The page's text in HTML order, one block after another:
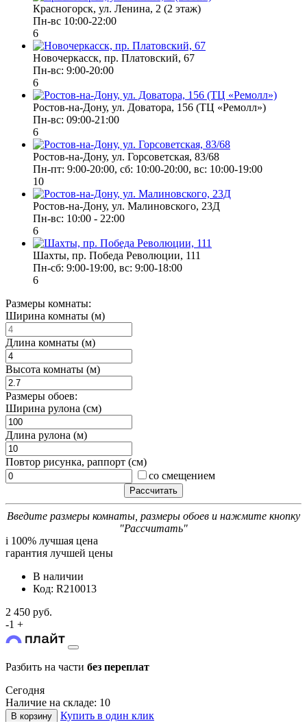
Красногорск, ул. Ленина, 2 (2 этаж)
Пн-вс 10:00-22:00
6
Новочеркасск, пр. Платовский, 67
Пн-вс: 9:00-20:00
6
Ростов-на-Дону, ул. Доватора, 156 (ТЦ «Ремолл»)
Пн-вс: 09:00-21:00
6
Ростов-на-Дону, ул. Горсоветская, 83/68
Пн-пт: 9:00-20:00, сб: 10:00-20:00, вс: 10:00-19:00
10
Ростов-на-Дону, ул. Малиновского, 23Д
Пн-вс: 10:00 - 22:00
6
Шахты, пр. Победа Революции, 111
Пн-сб: 9:00-19:00, вс: 9:00-18:00
6
Размеры комнаты:
Ширина комнаты (м)
Длина комнаты (м)
Высота комнаты (м)
Размеры обоев:
Ширина рулона (см)
Длина рулона (м)
Повтор рисунка, раппорт (см)
со смещением
Введите размеры комнаты, размеры обоев и нажмите кнопку
"Рассчитать"
i 100% лучшая цена
гарантия лучшей цены
В наличии
Код: R210013
2 450 руб.
-1 +
Разбить на части без переплат
Сегодня
Наличие на складе: 10
В корзину
Купить в один клик